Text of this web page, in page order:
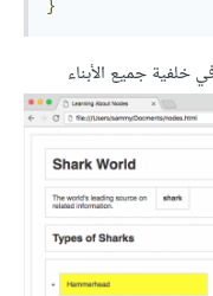
}
خلفية جميع الأبناء